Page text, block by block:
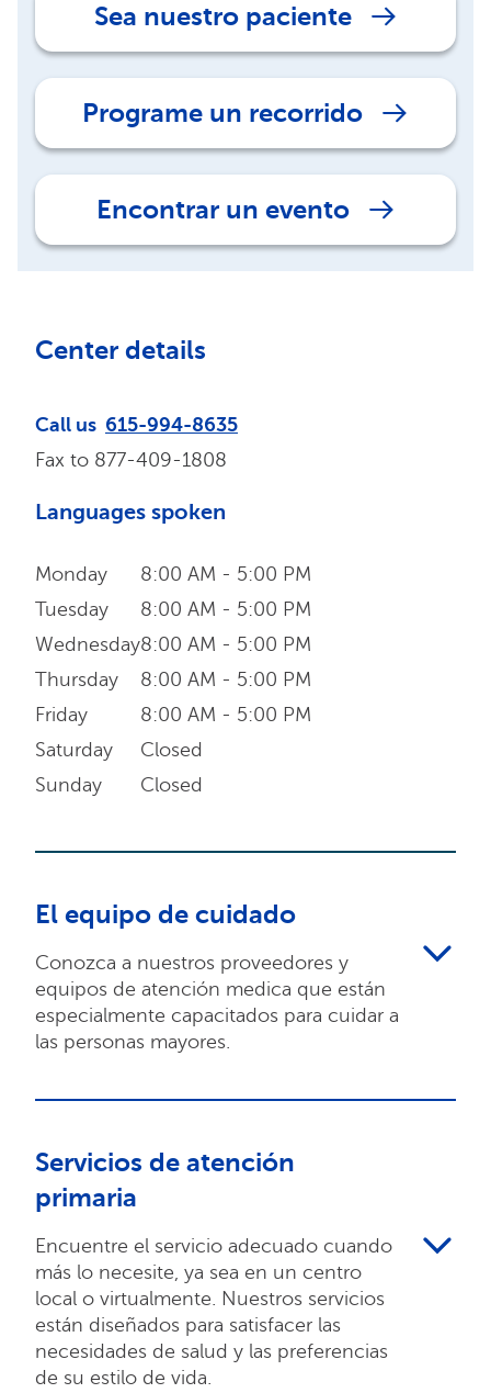
Sea nuestro paciente
Programe un recorrido
Encontrar un evento
Center details
Call us 615-994-8635
Fax to 877-409-1808
Languages spoken
Monday
Tuesday
Wednesday
Thursday
Friday
Saturday
Sunday
8:00 AM - 5:00 PM
8:00 AM - 5:00 PM
8:00 AM - 5:00 PM
8:00 AM - 5:00 PM
8:00 AM - 5:00 PM
Closed
Closed
El equipo de cuidado
Conozca a nuestros proveedores y
equipos de atención medica que están
especialmente capacitados para cuidar a
las personas mayores.
Servicios de atención
primaria
Encuentre el servicio adecuado cuando
más lo necesite, ya sea en un centro
local o virtualmente. Nuestros servicios
están diseñados para satisfacer las
necesidades de salud y las preferencias
de su estilo de vida.